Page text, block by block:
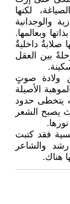
لكنها
والوجدانية
وبعالمها.
صلابةٌ داخليةٌ
بين العقل
ولادة صوتٍ
الأصيلة
يتخطى حدود
يصبح الشعر
فقد كتبت
والشاعر
هناك.